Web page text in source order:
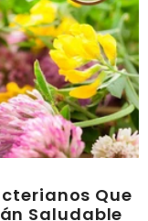
Que
Saludable